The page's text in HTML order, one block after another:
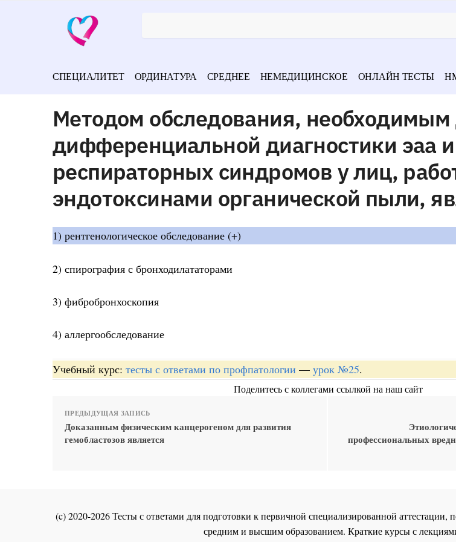
СПЕЦИАЛИТЕТ ОРДИНАТУРА СРЕДНЕЕ НЕМЕДИЦИНСКОЕ ОНЛАЙН ТЕСТЫ
Методом обследования, необходимым
дифференциальной диагностики эаа
респираторных синдромов у лиц,
эндотоксинами органической пыли,
1) рентгенологическое обследование (+)
2) спирография с бронходилататорами
3) фибробронхоскопия
4) аллергообследование
Учебный курс: тесты с ответами по профпатологии — урок №25.
Поделитесь с коллегами ссылкой на наш сайт
ПРЕДЫДУЩАЯ ЗАПИСЬ
Доказанным физическим канцерогеном для развития
гемобластозов является
профессиональных
(c) 2020-2026 Тесты с ответами для подготовки к первичной специализированной
средним и высшим образованием. Краткие курсы с